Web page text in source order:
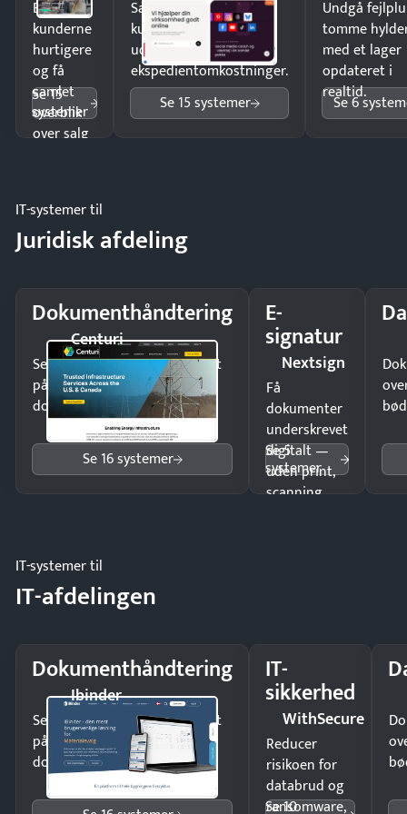
Ekspedér
kunderne
hurtigere
og få
samlet
overblik
over salg
Se 15
systemer
Sælg produkter 24/7 til
kunder i hele landet
uden
ekspedientomkostninger.
Se 15 systemer
Undgå
tomme
med et lager
opdateret i
realtid.
Se 6
IT-systemer til
Juridisk afdeling
Dokumenthåndtering
Centuri
Send kontrakter til underskrift
på minutter og mist ingen
dokumenter.
Se 16 systemer
E-
signatur
Nextsign
Få
dokumenter
underskrevet
digitalt —
uden print,
scanning
Se 5
systemer
IT-systemer til
IT-afdelingen
Dokumenthåndtering
Ibinder
Send kontrakter til underskrift
på minutter og mist ingen
dokumenter.
IT-
sikkerhed
WithSecure
Reducer
risikoen for
databrud og
ransomware,
Se 10